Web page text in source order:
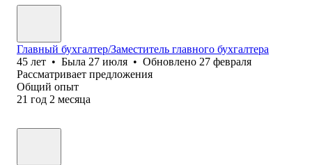
Главный бухгалтер/Заместитель главного бухгалтера
45 лет • Была 27 июля • Обновлено 27 февраля
Рассматривает предложения
Общий опыт
21 год 2 месяца